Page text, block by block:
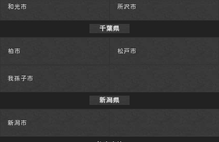
和光市 所沢市
千葉県
柏市 松戸市
我孫子市
新潟県
新潟市